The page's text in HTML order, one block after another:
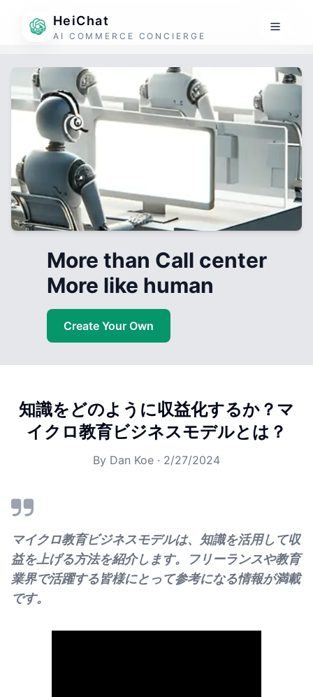
HeiChat
AI COMMERCE CONCIERGE
More than Call center
More like human
Create Your Own
知識をどのように収益化するか？マ
イクロ教育ビジネスモデルとは？
By Dan Koe · 2/27/2024
マイクロ教育ビジネスモデルは、知識を活用して収
益を上げる方法を紹介します。フリーランスや教育
業界で活躍する皆様にとって参考になる情報が満載
です。